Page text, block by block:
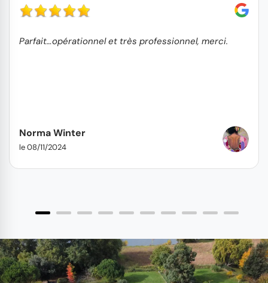
Parfait…opérationnel et très professionnel, merci.
Norma Winter
le 08/11/2024